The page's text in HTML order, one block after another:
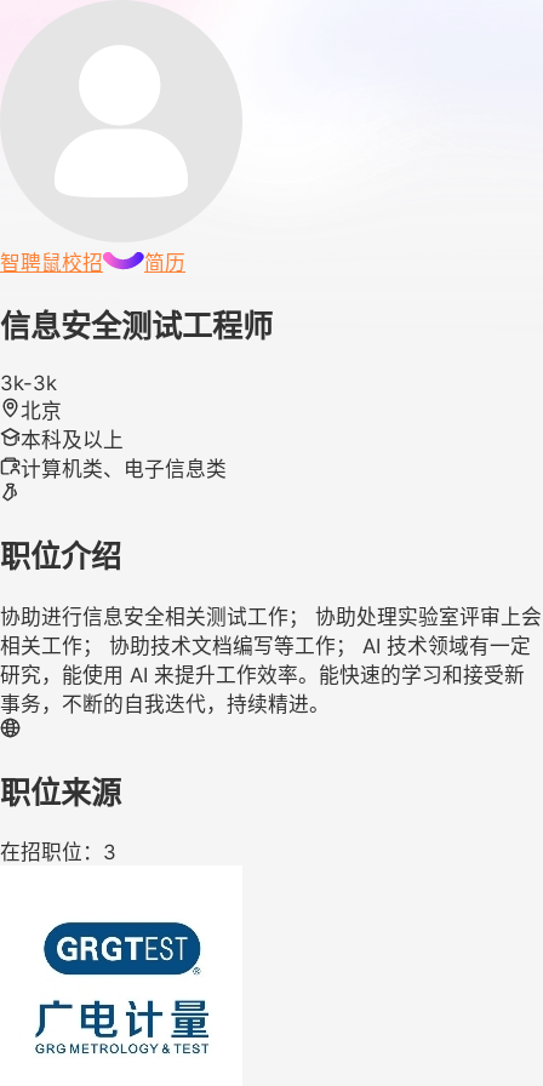
智聘鼠校招 简历
信息安全测试工程师
3k-3k
北京
本科及以上
计算机类、电子信息类
职位介绍
协助进行信息安全相关测试工作； 协助处理实验室评审上会
相关工作； 协助技术文档编写等工作； AI 技术领域有一定
研究，能使用 AI 来提升工作效率。能快速的学习和接受新
事务，不断的自我迭代，持续精进。
职位来源
在招职位：3